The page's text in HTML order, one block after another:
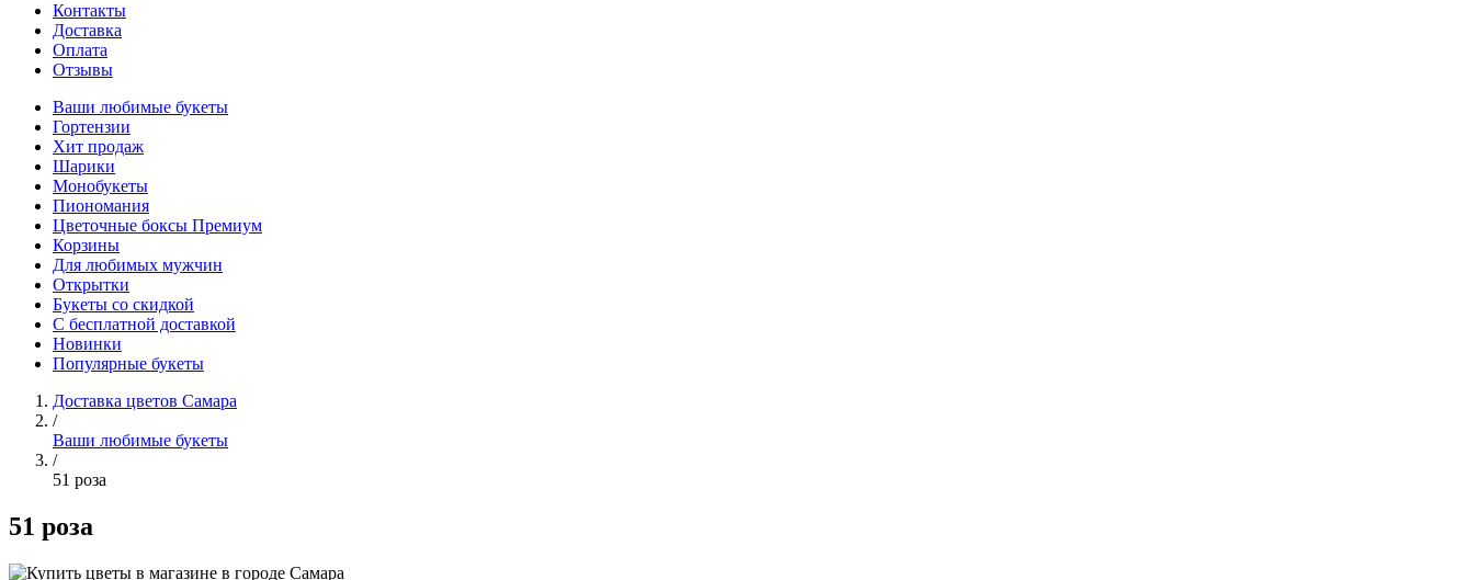
Контакты
Доставка
Оплата
Отзывы
Ваши любимые букеты
Гортензии
Хит продаж
Шарики
Монобукеты
Пиономания
Цветочные боксы Премиум
Корзины
Для любимых мужчин
Открытки
Букеты со скидкой
С бесплатной доставкой
Новинки
Популярные букеты
Доставка цветов Самара
/
Ваши любимые букеты
/
51 роза
51 роза